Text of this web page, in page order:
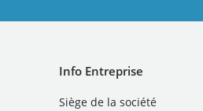
Info Entreprise
Siège de la société